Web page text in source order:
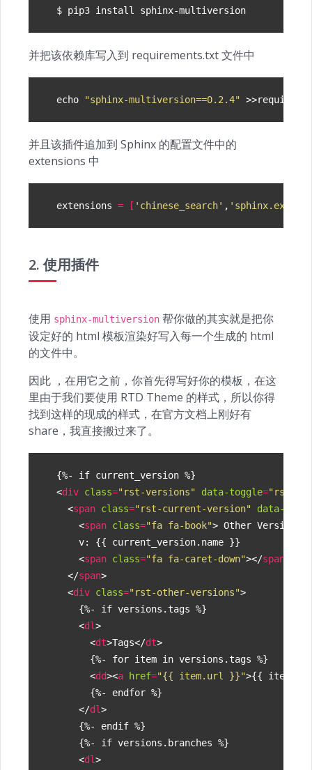
并把该依赖库写入到 requirements.txt 文件中
echo "sphinx-multiversion==0.2.4"
并且该插件追加到 Sphinx 的配置文件中的
extensions 中
extensions = [ 'chinese_search' ,
2. 使用插件
使用 sphinx-multiversion 帮你做的其实就是把你
设定好的 html 模板渲染好写入每一个生成的 html
的文件中。
因此 ，在用它之前，你首先得写好你的模板，在这
里由于我们要使用 RTD Theme 的样式，所以你得
找到这样的现成的样式，在官方文档上刚好有
share，我直接搬过来了。
<div class="rst-versions" data-toggle="rst-
<span class="rst-current-version"
data-
<span class="fa fa-book"> Other Versions
<span class="fa fa-caret-down"></span
</span>
<div class="rst-other-versions">
<dl>
<dt>Tags</dt>
<dd><a href="{{ item.url }}">{{
</dl>
<dl>